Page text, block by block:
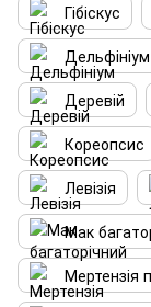
Гібіскус
Дельфініум
Деревій
Кореопсис
Левізія
Мак
Мертензія